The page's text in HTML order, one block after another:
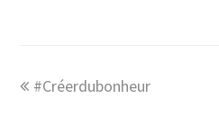
#Créerdubonheur